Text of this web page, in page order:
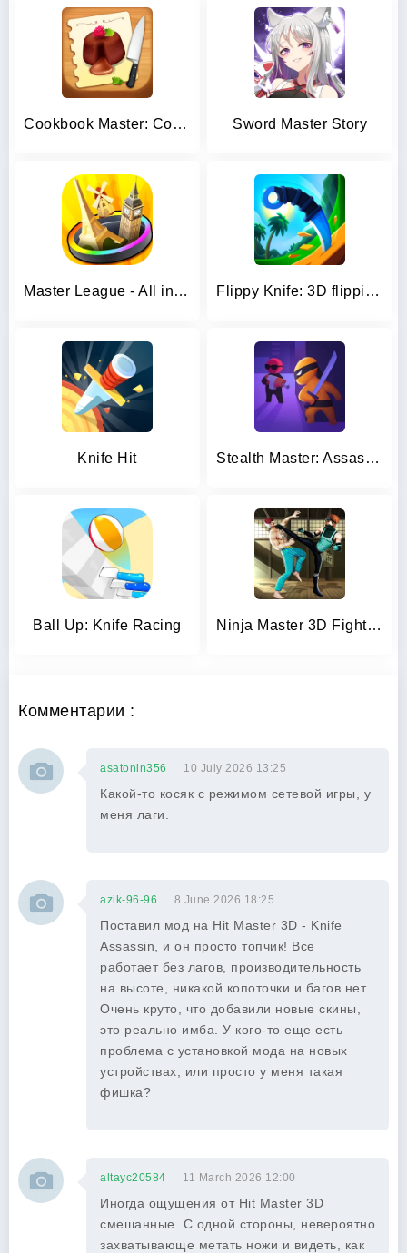
Cookbook Master: Cooking Games Sword Master Story
Master League - All in hole Flippy Knife: 3D flipping game
Knife Hit Stealth Master: Assassin Ninja
Ball Up: Knife Racing Ninja Master 3D Fighting Games
Комментарии :
asatonin356 10 July 2026 13:25
Какой-то косяк с режимом сетевой игры, у
меня лаги.
azik-96-96 8 June 2026 18:25
Поставил мод на Hit Master 3D - Knife
Assassin, и он просто топчик! Все
работает без лагов, производительность
на высоте, никакой копоточки и багов нет.
Очень круто, что добавили новые скины,
это реально имба. У кого-то еще есть
проблема с установкой мода на новых
устройствах, или просто у меня такая
фишка?
altayc20584 11 March 2026 12:00
Иногда ощущения от Hit Master 3D
смешанные. С одной стороны, невероятно
захватывающе метать ножи и видеть, как